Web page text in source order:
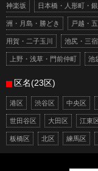
神楽坂 日本橋・人形町・
洲・月島・勝どき 戸越・
用賀・二子玉川 池尻・三
上野・浅草・門前仲町 池
区名(23区)
港区 渋谷区 中央区
世田谷区 大田区 江東
板橋区 北区 練馬区